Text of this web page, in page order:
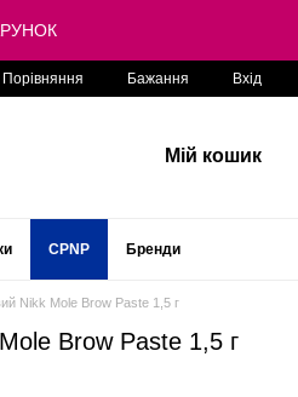
Порівняння Бажання Вхід
Мій кошик
CPNP Бренди
Nikk Mole Brow Paste 1,5 г
Brow Paste 1,5 г